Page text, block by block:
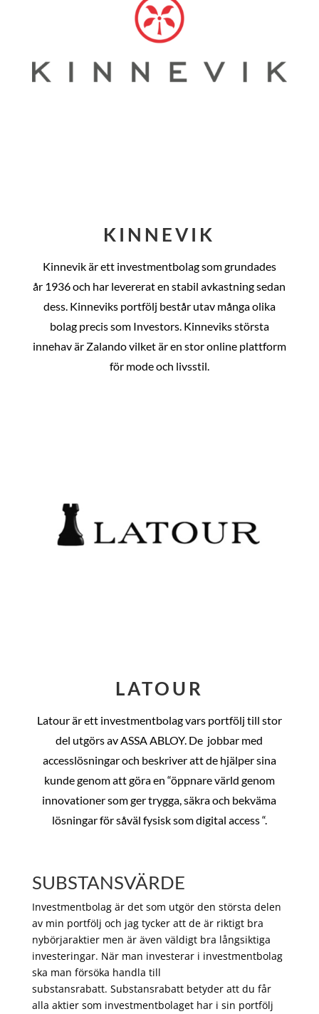
KINNEVIK
Kinnevik är ett investmentbolag som grundades
år 1936 och har levererat en stabil avkastning sedan
dess. Kinneviks portfölj består utav många olika
bolag precis som Investors. Kinneviks största
innehav är Zalando vilket är en stor online plattform
för mode och livsstil.
LATOUR
Latour är ett investmentbolag vars portfölj till stor
del utgörs av ASSA ABLOY. De jobbar med
accesslösningar och beskriver att de hjälper sina
kunde genom att göra en “öppnare värld genom
innovationer som ger trygga, säkra och bekväma
lösningar för såväl fysisk som digital access “.
SUBSTANSVÄRDE
Investmentbolag är det som utgör den största delen
av min portfölj och jag tycker att de är riktigt bra
nybörjaraktier men är även väldigt bra långsiktiga
investeringar. När man investerar i investmentbolag
ska man försöka handla till
substansrabatt. Substansrabatt betyder att du får
alla aktier som investmentbolaget har i sin portfölj